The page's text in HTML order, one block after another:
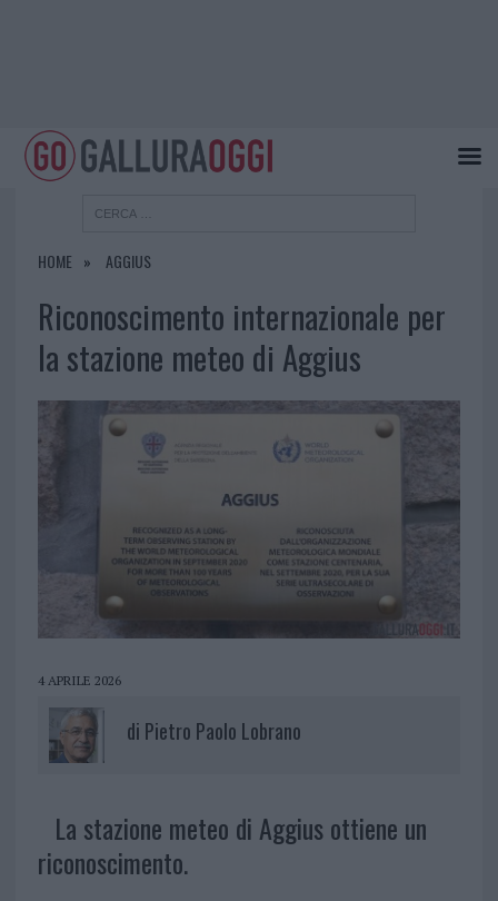
HOME AGGIUS
Riconoscimento internazionale per
la stazione meteo di Aggius
4 APRILE 2026
di Pietro Paolo Lobrano
La stazione meteo di Aggius ottiene un
riconoscimento.